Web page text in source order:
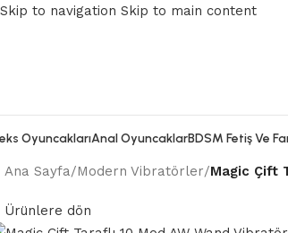
Skip to navigation Skip to main content
OyuncaklarıAnal OyuncaklarBDSM Fetiş Ve
Ana Sayfa/Modern Vibratörler/Magic Çift
Ürünlere dön